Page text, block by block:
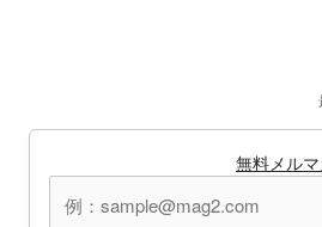
無料メル